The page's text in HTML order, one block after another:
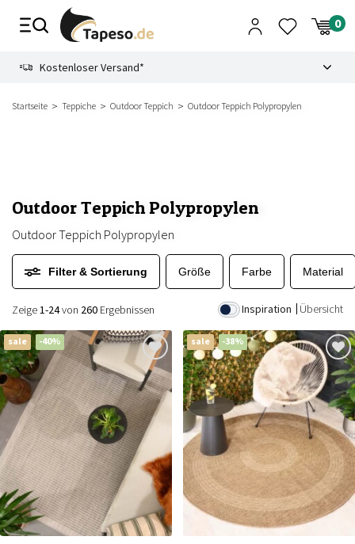
Zusammenbruch
Kostenloser Versand*
Startseite Teppiche Outdoor Teppich Outdoor Teppich Polypropylen
Outdoor Teppich Polypropylen
Outdoor Teppich Polypropylen
Filter & Sortierung Größe Farbe Material
Inspiration Übersicht
Zeige1-24von 260 Ergebnissen
sale -40% sale -38%